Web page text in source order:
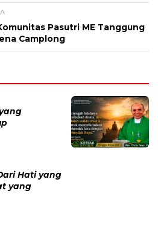
Pasutri ME Tanggung
Camplong
Hati yang
yang